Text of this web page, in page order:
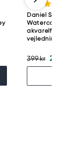
Daniel Smith
Watercolour
akvarelfarve,
vejledning
399 kr